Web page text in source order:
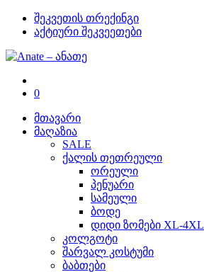
შეკვეთის თრექინგი
აქტიური შეკვეეთები
0
მთავარი
მაღაზია
SALE
ქალის თეთრეული
ორეული
პენუარი
სამეული
ბოდე
დიდი ზომები XL-4XL
კოლგოტი
შარვალ კოსტუმი
ბაბთები